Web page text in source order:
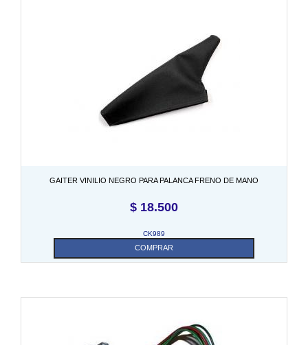
GAITER VINILIO NEGRO PARA PALANCA FRENO DE MANO
$ 18.500
CK989
COMPRAR